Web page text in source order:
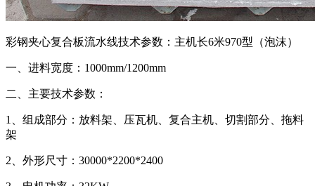
彩钢夹心复合板流水线技术参数：主机长6米970型（泡沫）
一、进料宽度：1000mm/1200mm
二、主要技术参数：
1、组成部分：放料架、压瓦机、复合主机、切割部分、拖料
架
2、外形尺寸：30000*2200*2400